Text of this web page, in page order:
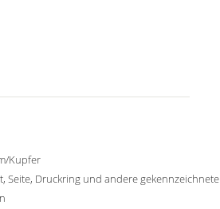
Kupfer
Seite, Druckring und andere gekennzeichnete